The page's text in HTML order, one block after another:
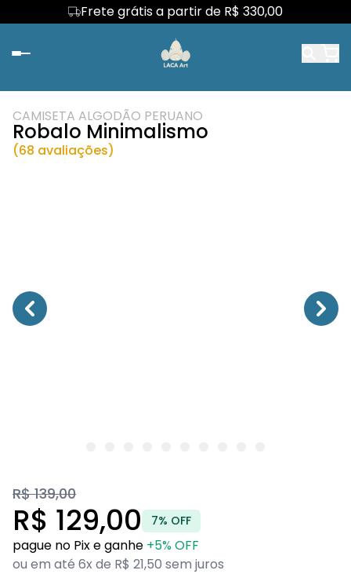
Frete grátis a partir de R$ 330,00
CAMISETA ALGODÃO PERUANO
Robalo Minimalismo
(68 avaliações)
R$ 139,00
R$ 129,00 7% OFF
pague no Pix e ganhe +5% OFF
ou em até 6x de R$ 21,50 sem juros